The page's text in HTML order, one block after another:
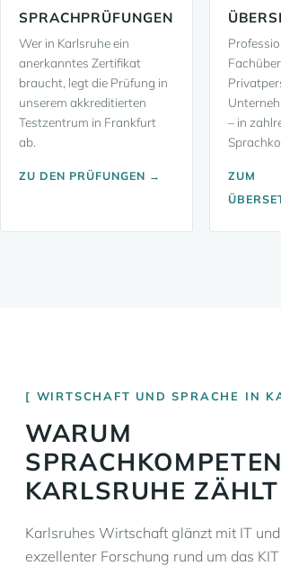
SPRACHPRÜFUNGEN
Wer in Karlsruhe ein
anerkanntes Zertifikat
braucht, legt die Prüfung in
unserem akkreditierten
Testzentrum in Frankfurt
ab.
ZU DEN PRÜFUNGEN →
– in
ZUM
WIRTSCHAFT UND SPRACHE IN
WARUM
KARLSRUHE ZÄHLT
Karlsruhes Wirtschaft glänzt mit IT
exzellenter Forschung rund um das